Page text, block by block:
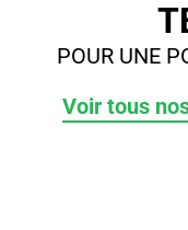
POUR UNE
Voir tous